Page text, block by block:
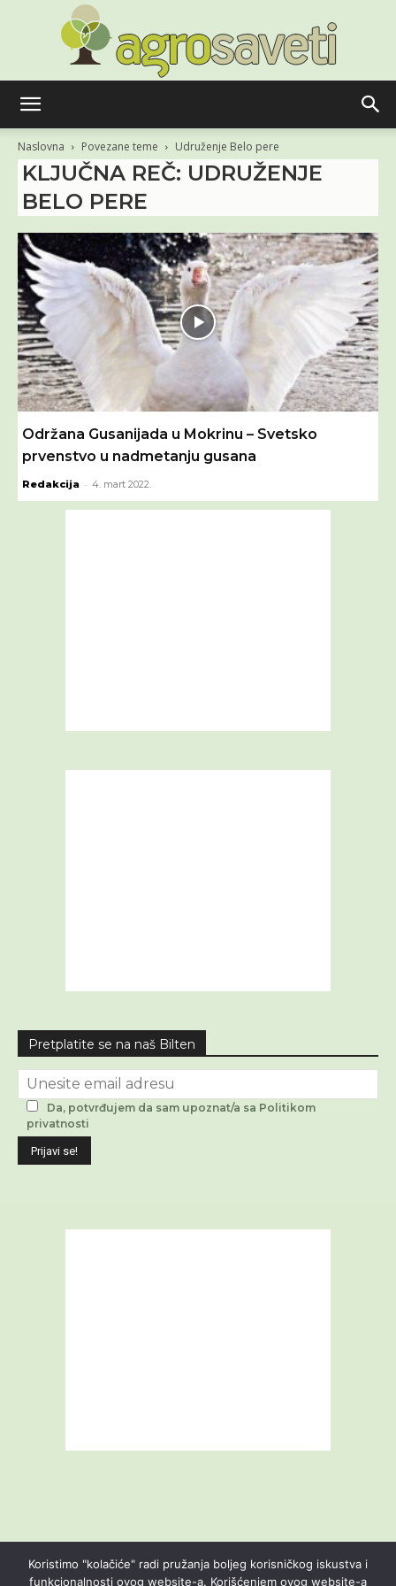
Naslovna Povezane teme Udruženje Belo pere
KLJUČNA REČ: UDRUŽENJE
BELO PERE
Održana Gusanijada u Mokrinu – Svetsko
prvenstvo u nadmetanju gusana
Redakcija - 4. mart 2022.
Pretplatite se na naš Bilten
Da, potvrđujem da sam upoznat/a sa Politikom
privatnosti
Koristimo "kolačiće" radi pružanja boljeg korisničkog iskustva i
funkcionalnosti ovog website-a. Korišćenjem ovog website-a